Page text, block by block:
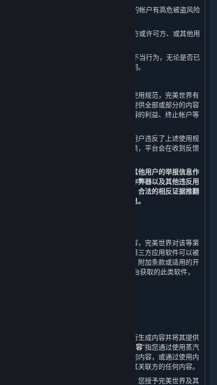
（21）进行经完美世界自行判断认定您的帐户有高危被盗风险
（22）参与任何影响完美世界、其关联方或许可方、或其他用
（23）参与其他在行业内被广泛认可的不当行为，无论是否已
经被本协议或其他适用的附加条款所列明。
如果您在使用平台的过程中违反了上述使用规范，完美世界有
权视行为的性质和程度中止或终止向您提供全部或部分的内容
和服务，并采取禁止发言、收回违规取得的利益、终止帐户等
在您使用平台的过程中，如果发现其他用户违反了上述使用规
范，您可以通过举报功能向平台进行反馈，平台会在收到反馈
您同意以平台的监测数据以及经核实的其他用户的举报信息作
为判断您的帐户是否被盗号、是否使用作弊器以及其他违反用
户行为规范的依据，除非您能提供充分、合法的相反证据推翻
监测数据或经核实的其他用户的举报信息。
对于所有非由完美世界运营的服务和内容，完美世界对该等第
三方内容不承担任何责任和义务。某些第三方应用软件可以被
企业用于商业目的，但是，除非本协议、附加条款或适用的开
发方/运营方条款明确允许，通过蒸汽平台获取的此类软件，
蒸汽平台提供界面和工具，使您能够自行生成内容并将其提供
用户生成内容”指您通过使用蒸汽
平台的多用户功能向其他用户提供的任何内容，或通过使用内
容和服务或其他方式提供给完美世界或其关联方的任何内容。
当您将用户生成内容上传至蒸汽平台时，您授予完美世界及其